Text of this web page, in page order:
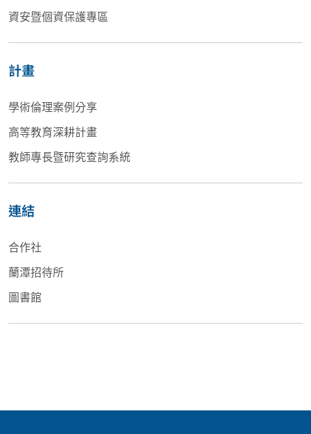
資安暨個資保護專區
計畫
學術倫理案例分享
高等教育深耕計畫
教師專長暨研究查詢系統
連結
合作社
蘭潭招待所
圖書館